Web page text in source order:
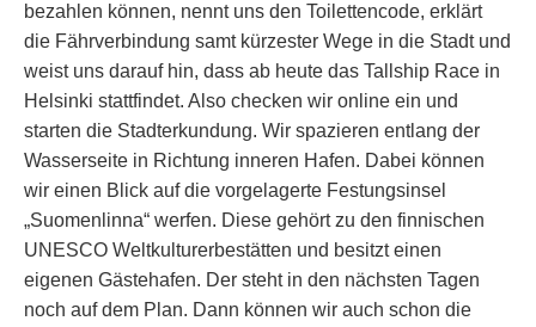
bezahlen können, nennt uns den Toilettencode, erklärt
die Fährverbindung samt kürzester Wege in die Stadt und
weist uns darauf hin, dass ab heute das Tallship Race in
Helsinki stattfindet. Also checken wir online ein und
starten die Stadterkundung. Wir spazieren entlang der
Wasserseite in Richtung inneren Hafen. Dabei können
wir einen Blick auf die vorgelagerte Festungsinsel
„Suomenlinna“ werfen. Diese gehört zu den finnischen
UNESCO Weltkulturerbestätten und besitzt einen
eigenen Gästehafen. Der steht in den nächsten Tagen
noch auf dem Plan. Dann können wir auch schon die